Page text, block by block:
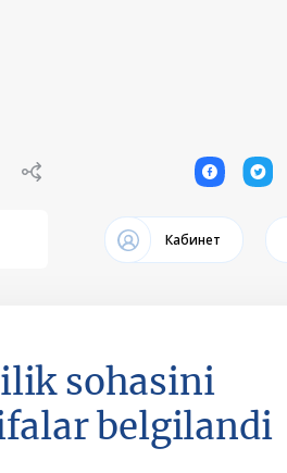
1 1
Кабинет
sohasini
belgilandi